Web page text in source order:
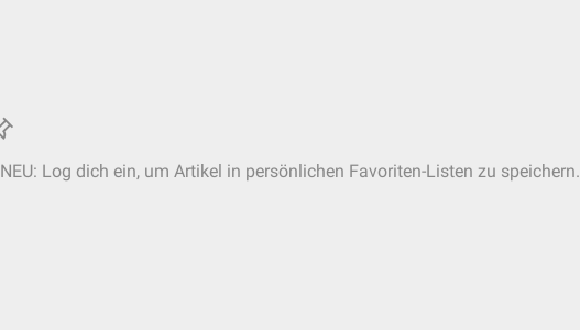
NEU: Log dich ein, um Artikel in persönlichen Favoriten-Listen zu speichern.